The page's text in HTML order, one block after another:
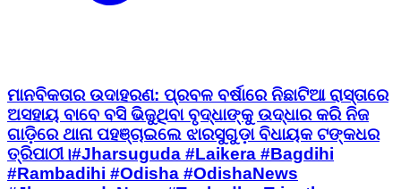
ମାନବିକତାର ଉଦାହରଣ: ପ୍ରବଳ ବର୍ଷାରେ ନିଛାଟିଆ ରାସ୍ତାରେ
ଅସହାୟ ବାବେ ବସି ଭିଜୁଥିବା ବୃଦ୍ଧାଙ୍କୁ ଉଦ୍ଧାର କରି ନିଜ
ଗାଡ଼ିରେ ଥାନା ପହଞ୍ଚାଇଲେ ଝାରସୁଗୁଡ଼ା ବିଧାୟକ ଟଙ୍କଧର
ତ୍ରିପାଠୀ।#Jharsuguda #Laikera #Bagdihi
#Rambadihi #Odisha #OdishaNews